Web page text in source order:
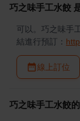
巧之味手工水餃
可以。巧之味手
結進行預訂：
線上訂位
巧之味手工水餃